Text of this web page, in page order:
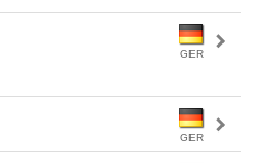
GER
GER